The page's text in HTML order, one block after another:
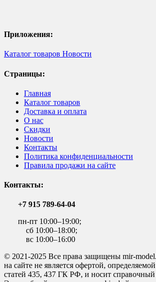
Приложения:
Каталог товаров Новости
Страницы:
Главная
Каталог товаров
Доставка и оплата
О нас
Скидки
Новости
Контакты
Политика конфиденциальности
Правила продажи на сайте
Контакты:
+7 915 789-64-04
пн-пт 10:00–19:00;
сб 10:00–18:00;
вс 10:00–16:00
© 2021-2025 Все права защищены mir-
на сайте не является офертой,
статей 435, 437 ГК РФ, и носит справочный